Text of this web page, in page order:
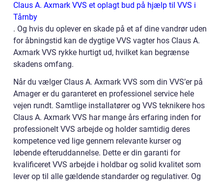
Claus A. Axmark VVS et oplagt bud på hjælp til VVS i
Tårnby
. Og hvis du oplever en skade på et af dine vandrør uden
for åbningstid kan de dygtige VVS vagter hos Claus A.
Axmark VVS rykke hurtigt ud, hvilket kan begrænse
skadens omfang.
Når du vælger Claus A. Axmark VVS som din VVS’er på
Amager er du garanteret en professionel service hele
vejen rundt. Samtlige installatører og VVS teknikere hos
Claus A. Axmark VVS har mange års erfaring inden for
professionelt VVS arbejde og holder samtidig deres
kompetence ved lige gennem relevante kurser og
løbende efteruddannelse. Dette er din garanti for
kvalificeret VVS arbejde i holdbar og solid kvalitet som
lever op til alle gældende standarder og regulativer. Og